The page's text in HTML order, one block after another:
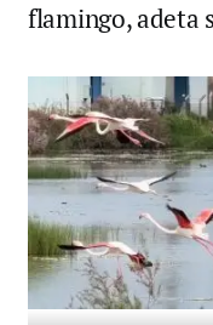
flamingo, adeta